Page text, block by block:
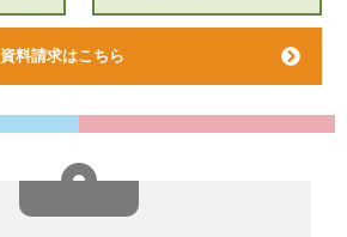
資料請求はこちら